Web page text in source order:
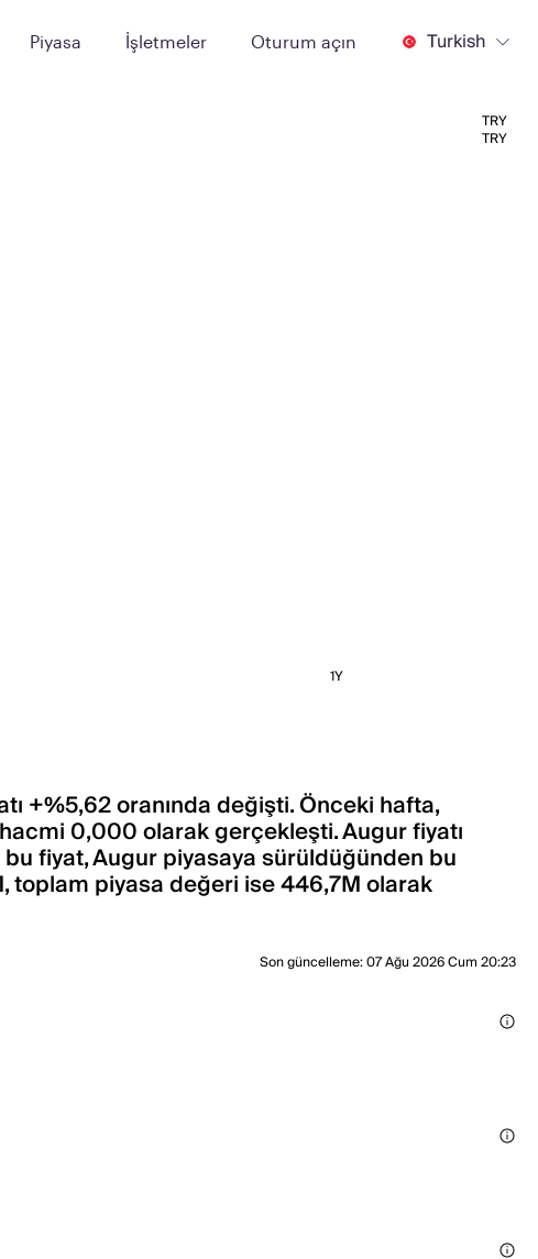
Piyasa İşletmeler Oturum açın Turkish
TRY
TRY
1Y
+%5,62 oranında değişti. Önceki hafta,
0,000 olarak gerçekleşti. Augur fiyatı
fiyat, Augur piyasaya sürüldüğünden bu
toplam piyasa değeri ise 446,7M olarak
Son güncelleme:07 Ağu 2026 Cum 20:23